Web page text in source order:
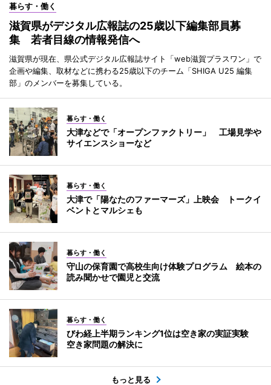
暮らす・働く
滋賀県がデジタル広報誌の25歳以下編集部員募
集 若者目線の情報発信へ
滋賀県が現在、県公式デジタル広報誌サイト「web滋賀プラスワン」で
企画や編集、取材などに携わる25歳以下のチーム「SHIGA U25 編集
部」のメンバーを募集している。
暮らす・働く
大津などで「オープンファクトリー」 工場見学や
サイエンスショーなど
暮らす・働く
大津で「陽なたのファーマーズ」上映会 トークイ
ベントとマルシェも
暮らす・働く
守山の保育園で高校生向け体験プログラム 絵本の
読み聞かせで園児と交流
暮らす・働く
びわ経上半期ランキング1位は空き家の実証実験
空き家問題の解決に
もっと見る